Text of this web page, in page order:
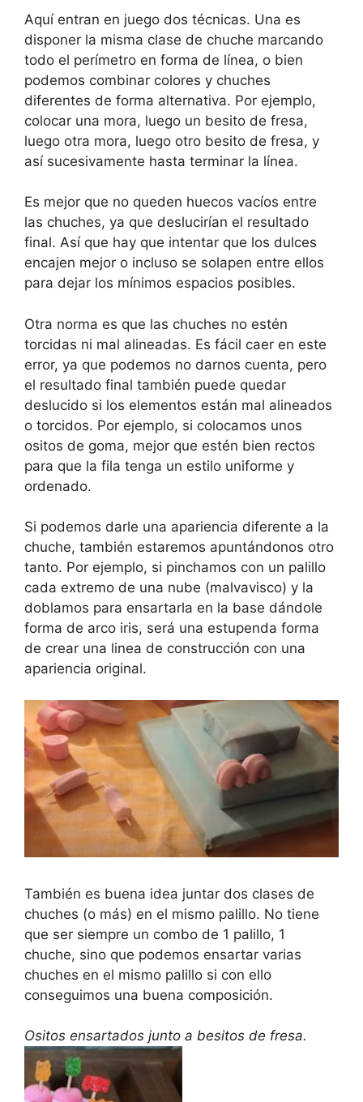
Aquí entran en juego dos técnicas. Una es
disponer la misma clase de chuche marcando
todo el perímetro en forma de línea, o bien
podemos combinar colores y chuches
diferentes de forma alternativa. Por ejemplo,
colocar una mora, luego un besito de fresa,
luego otra mora, luego otro besito de fresa, y
así sucesivamente hasta terminar la línea.
Es mejor que no queden huecos vacíos entre
las chuches, ya que deslucirían el resultado
final. Así que hay que intentar que los dulces
encajen mejor o incluso se solapen entre ellos
para dejar los mínimos espacios posibles.
Otra norma es que las chuches no estén
torcidas ni mal alineadas. Es fácil caer en este
error, ya que podemos no darnos cuenta, pero
el resultado final también puede quedar
deslucido si los elementos están mal alineados
o torcidos. Por ejemplo, si colocamos unos
ositos de goma, mejor que estén bien rectos
para que la fila tenga un estilo uniforme y
ordenado.
Si podemos darle una apariencia diferente a la
chuche, también estaremos apuntándonos otro
tanto. Por ejemplo, si pinchamos con un palillo
cada extremo de una nube (malvavisco) y la
doblamos para ensartarla en la base dándole
forma de arco iris, será una estupenda forma
de crear una linea de construcción con una
apariencia original.
También es buena idea juntar dos clases de
chuches (o más) en el mismo palillo. No tiene
que ser siempre un combo de 1 palillo, 1
chuche, sino que podemos ensartar varias
chuches en el mismo palillo si con ello
conseguimos una buena composición.
Ositos ensartados junto a besitos de fresa.